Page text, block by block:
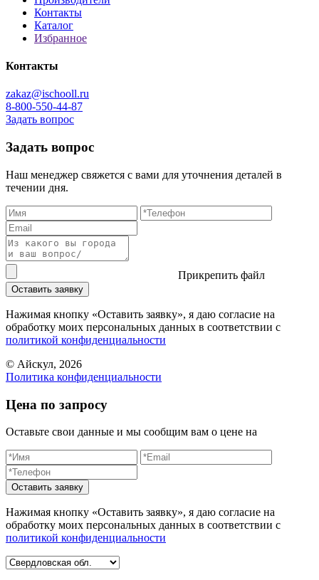
Контакты
Каталог
Избранное
Контакты
zakaz@ischooll.ru
8-800-550-44-87
Задать вопрос
Задать вопрос
Наш менеджер свяжется с вами для уточнения деталей в
течении дня.
Прикрепить файл
Оставить заявку
Нажимая кнопку «Оставить заявку», я даю согласие на
обработку моих персональных данных в соответствии c
политикой конфиденциальности
© Айскул, 2026
Политика конфиденциальности
Цена по запросу
Оставьте свои данные и мы сообщим вам о цене на
Оставить заявку
Нажимая кнопку «Оставить заявку», я даю согласие на
обработку моих персональных данных в соответствии c
политикой конфиденциальности